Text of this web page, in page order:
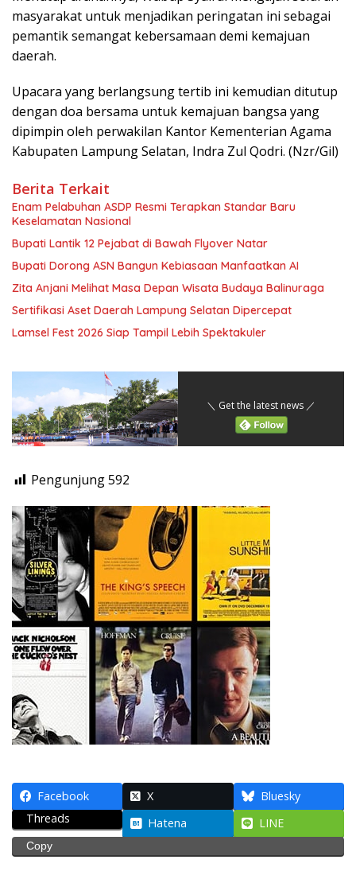
masyarakat untuk menjadikan peringatan ini sebagai
pemantik semangat kebersamaan demi kemajuan
daerah.
Upacara yang berlangsung tertib ini kemudian ditutup
dengan doa bersama untuk kemajuan bangsa yang
dipimpin oleh perwakilan Kantor Kementerian Agama
Kabupaten Lampung Selatan, Indra Zul Qodri. (Nzr/Gil)
Berita Terkait
Enam Pelabuhan ASDP Resmi Terapkan Standar Baru
Keselamatan Nasional
Bupati Lantik 12 Pejabat di Bawah Flyover Natar
Bupati Dorong ASN Bangun Kebiasaan Manfaatkan AI
Zita Anjani Melihat Masa Depan Wisata Budaya Balinuraga
Sertifikasi Aset Daerah Lampung Selatan Dipercepat
Lamsel Fest 2026 Siap Tampil Lebih Spektakuler
＼ Get the latest news ／
Pengunjung592
Facebook X
Bluesky
Threads
Hatena LINE
Copy